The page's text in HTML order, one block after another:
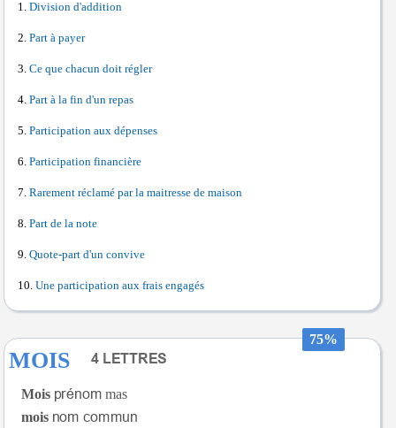
Division d'addition
Part à payer
Ce que chacun doit régler
Part à la fin d'un repas
Participation aux dépenses
Participation financière
Rarement réclamé par la maitresse de maison
Part de la note
Quote-part d'un convive
Une participation aux frais engagés
75%
MOIS
Mois
mas
mois